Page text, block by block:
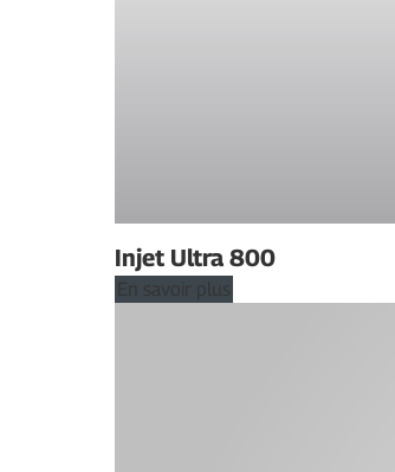
Injet Ultra 800
En savoir plus